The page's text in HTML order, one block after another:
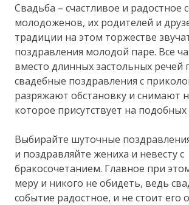
Свадьба – счастливое и радостное
молодоженов, их родителей и
традиции на этом торжестве
поздравления молодой паре. Все
вместо длинных застольных речей
свадебные поздравления с
разряжают обстановку и снимают
которое присутствует на
Выбирайте шуточные
и поздравляйте жениха и невесту с
бракосочетанием. Главное при
меру и никого не обидеть, ведь
событие радостное, и не стоит его